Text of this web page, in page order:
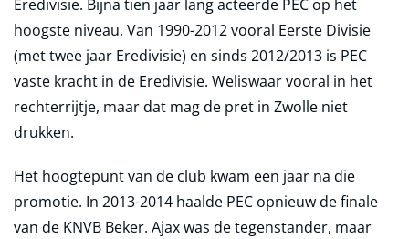
Eredivisie. Bijna tien jaar lang acteerde PEC op het
hoogste niveau. Van 1990-2012 vooral Eerste Divisie
(met twee jaar Eredivisie) en sinds 2012/2013 is PEC
vaste kracht in de Eredivisie. Weliswaar vooral in het
rechterrijtje, maar dat mag de pret in Zwolle niet
drukken.
Het hoogtepunt van de club kwam een jaar na die
promotie. In 2013-2014 haalde PEC opnieuw de finale
van de KNVB Beker. Ajax was de tegenstander, maar